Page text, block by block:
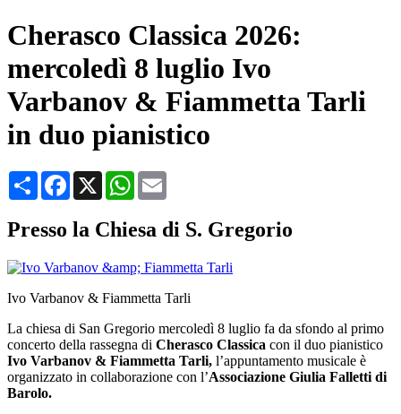
Cherasco Classica 2026:
mercoledì 8 luglio Ivo
Varbanov & Fiammetta Tarli
in duo pianistico
CondividiFacebook
X WhatsApp
Presso la Chiesa di S. Gregorio
Ivo Varbanov & Fiammetta Tarli
La chiesa di San Gregorio mercoledì 8 luglio fa da sfondo al primo
concerto della rassegna di Cherasco Classica con il duo pianistico
Ivo Varbanov & Fiammetta Tarli, l’appuntamento musicale è
organizzato in collaborazione con l’Associazione Giulia Falletti di
Barolo.